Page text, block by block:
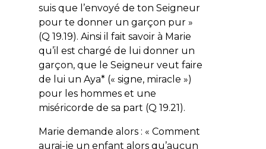
suis que l’envoyé de ton Seigneur
pour te donner un garçon pur»
(Q 19.19). Ainsi il fait savoir à Marie
qu’il est chargé de lui donner un
garçon, que le Seigneur veut faire
de lui un Aya* (« signe, miracle »)
pour les hommes et une
miséricorde de sa part (Q 19.21).
Marie demande alors : « Comment
aurai-je un enfant alors qu’aucun